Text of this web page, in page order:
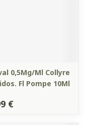
0,5Mg/Ml Collyre
Fl Pompe 10Ml
€